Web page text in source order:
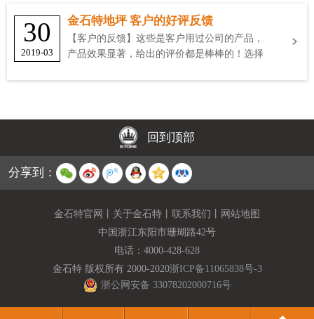
30
2019-03
金石特地坪 客户的好评反馈
【客户的反馈】这些是客户用过公司的产品，
产品效果显著，给出的评价都是棒棒的！选择
回到顶部
分享到：
金石特官网 关于金石特 联系我们
网站地图
中国浙江东阳市珊瑚路42号
电话： 4000-428-628
金石特 版权所有 2000-2020浙ICP备11065838号-3
浙公网安备 33078202000716号